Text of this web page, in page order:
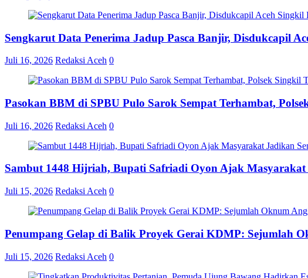
Sengkarut Data Penerima Jadup Pasca Banjir, Disdukcapil
Juli 16, 2026 Redaksi Aceh 0
Pasokan BBM di SPBU Pulo Sarok Sempat Terhambat,
Juli 16, 2026 Redaksi Aceh 0
Sambut 1448 Hijriah, Bupati Safriadi Oyon Ajak
Juli 15, 2026 Redaksi Aceh 0
Penumpang Gelap di Balik Proyek Gerai KDMP: Sejumlah
Juli 15, 2026 Redaksi Aceh 0